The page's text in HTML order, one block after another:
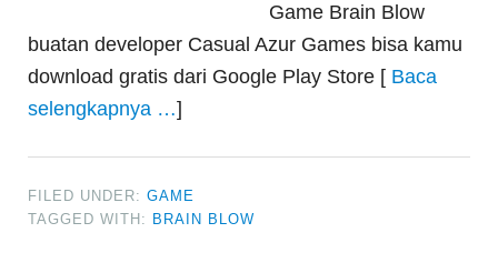
Game Brain Blow
buatan developer Casual Azur Games bisa kamu
download gratis dari Google Play Store [ Baca
selengkapnya …]
FILED UNDER:GAME
TAGGED WITH: BRAIN BLOW